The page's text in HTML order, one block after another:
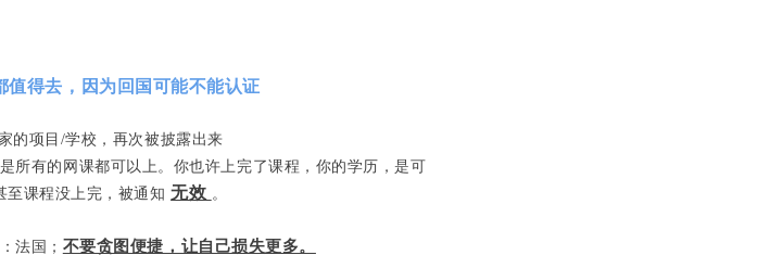
值得去，因为回国可能不能认证
的项目/学校，再次被披露出来
所有的网课都可以上。你也许上完了课程，你的学历，是可
至课程没上完，被通知无效 。
法国； 不要贪图便捷，让自己损失更多。